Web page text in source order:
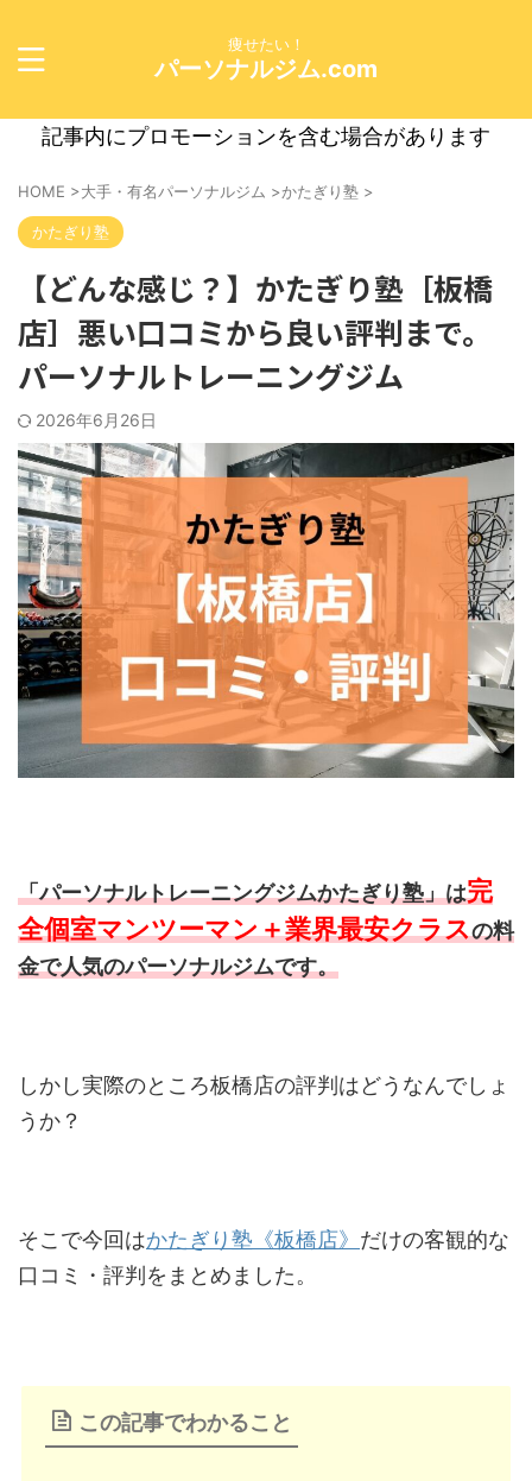
痩せたい！
パーソナルジム.com
記事内にプロモーションを含む場合があります
HOME >大手・有名パーソナルジム >かたぎり塾 >
かたぎり塾
【どんな感じ？】かたぎり塾［板橋
店］悪い口コミから良い評判まで。
パーソナルトレーニングジム
2026年6月26日
「パーソナルトレーニングジムかたぎり塾」は完
全個室マンツーマン＋業界最安クラスの料
金で人気のパーソナルジムです。
しかし実際のところ板橋店の評判はどうなんでしょ
うか？
そこで今回はかたぎり塾《板橋店》 だけの客観的な
口コミ・評判をまとめました。
この記事でわかること